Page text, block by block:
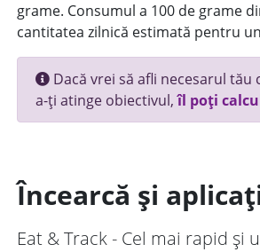
grame. Consumul a 100 de grame
cantitatea zilnică estimată pentru
Dacă vrei să afli necesarul
a-ți atinge obiectivul,îl poți
Încearcă și
Eat & Track - Cel mai rapid